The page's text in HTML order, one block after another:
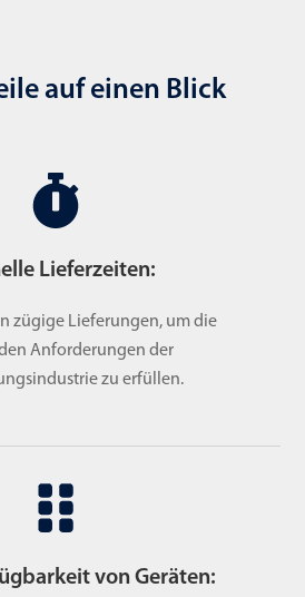
auf einen Blick
Lieferzeiten:
zügige Lieferungen, um die
Anforderungen der
zu erfüllen.
von Geräten: